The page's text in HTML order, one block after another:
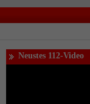
Neustes 112-Video